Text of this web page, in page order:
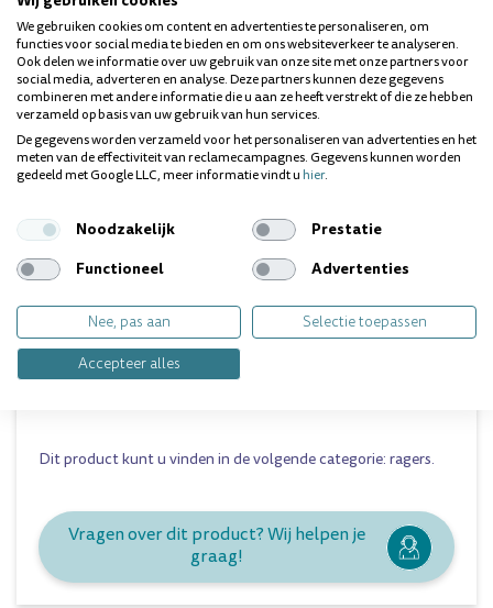
rager met een kleinere PHD te gebruiken.
GEBRUIKSAANWIJZING
Let goed op dat u de meest geschikte maat Interprox
kiest.Voor elke interdentale ruimte dient de juiste maat
bepaald te worden. Het borsteltje moet gemakkelijk maar
wel met een zekere weerstand tussen de tanden en kiezen
kunnen komen.Wanneer de rager te groot is voor de
wordt kan de tandwortel beschadigd worden.Echter,
wanneer de rager te klein is kunnen de borstelhaartjes de
Beweeg het borsteltje een aantal keren tussen de tanden
worden plak en bacteriën verwijderd.
Om de kiezen gemakkelijk te reinigen kan het handvat in
elke gewenste richting gebogen worden. U kunt de rager
verlengen door het beschermkapje op het handvat te
Dit product kunt u vinden in de volgende categorie: ragers.
Vragen over dit product? Wij helpen je
graag!
We gebruiken cookies om content en advertenties te personaliseren, om
functies voor social media te bieden en om ons websiteverkeer te analyseren.
Ook delen we informatie over uw gebruik van onze site met onze partners voor
social media, adverteren en analyse. Deze partners kunnen deze gegevens
combineren met andere informatie die u aan ze heeft verstrekt of die ze hebben
verzameld op basis van uw gebruik van hun services.
De gegevens worden verzameld voor het personaliseren van advertenties en het
meten van de effectiviteit van reclamecampagnes. Gegevens kunnen worden
gedeeld met Google LLC, meer informatie vindt uhier.
Noodzakelijk
Prestatie
Functioneel
Advertenties
Nee, pas aan
Selectie toepassen
Accepteer alles